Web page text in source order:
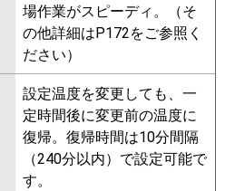
場作業がスピーディ。（そ
の他詳細はP172をご参照く
ださい）
設定温度を変更しても、一
定時間後に変更前の温度に
復帰。復帰時間は10分間隔
（240分以内）で設定可能で
す。